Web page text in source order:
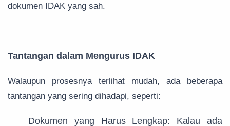
dokumen IDAK yang sah.
Tantangan dalam Mengurus IDAK
Walaupun prosesnya terlihat mudah, ada beberapa
tantangan yang sering dihadapi, seperti:
Dokumen yang Harus Lengkap: Kalau ada